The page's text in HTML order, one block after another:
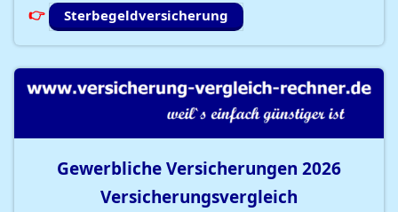
Sterbegeldversicherung
Gewerbliche Versicherungen 2026
Versicherungsvergleich